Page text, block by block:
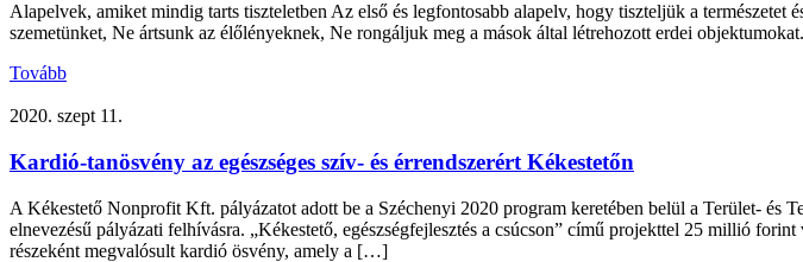
Alapelvek, amiket mindig tarts tiszteletben Az első és legfontosabb alapelv, hogy tiszteljük a
szemetünket, Ne ártsunk az élőlényeknek, Ne rongáljuk meg a mások által létrehozott erdei
Tovább
2020. szept 11.
Kardió-tanösvény az egészséges szív- és érrendszerért Kékestetőn
A Kékestető Nonprofit Kft. pályázatot adott be a Széchenyi 2020 program keretében belül a Terület- és
elnevezésű pályázati felhívásra. „Kékestető, egészségfejlesztés a csúcson” című projekttel 25 millió
részeként megvalósult kardió ösvény, amely a […]